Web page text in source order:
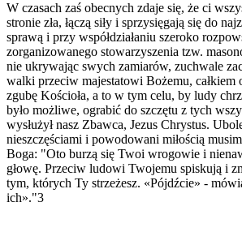
W czasach zaś obecnych zdaje się, że ci
stronie zła, łączą siły i sprzysięgają się do
sprawą i przy współdziałaniu szeroko
zorganizowanego stowarzyszenia tzw.
nie ukrywając swych zamiarów, zuchwale
walki przeciw majestatowi Bożemu, całkiem
zgubę Kościoła, a to w tym celu, by ludy
było możliwe, ograbić do szczętu z tych
wysłużył nasz Zbawca, Jezus Chrystus.
nieszczęściami i powodowani miłością
Boga: "Oto burzą się Twoi wrogowie i
głowę. Przeciw ludowi Twojemu spiskują i
tym, których Ty strzeżesz. «Pójdźcie» -
ich»."3